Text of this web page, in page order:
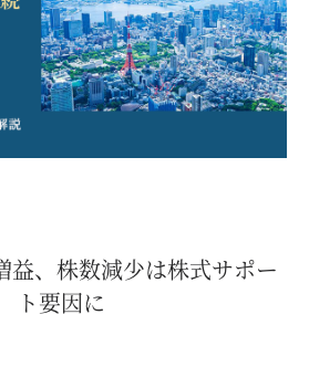
益、株数減少は株式サポー
ト要因に